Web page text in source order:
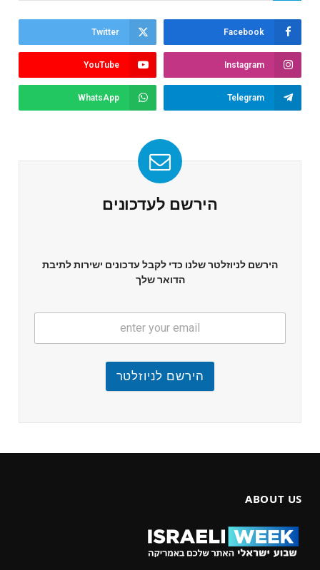
Facebook
Twitter
Instagram
YouTube
Telegram
WhatsApp
הירשם לעדכונים
הירשם לניוזלטר שלנו כדי לקבל עדכונים ישירות לתיבת
הדואר שלך
הירשם לניוזלטר
ABOUT US